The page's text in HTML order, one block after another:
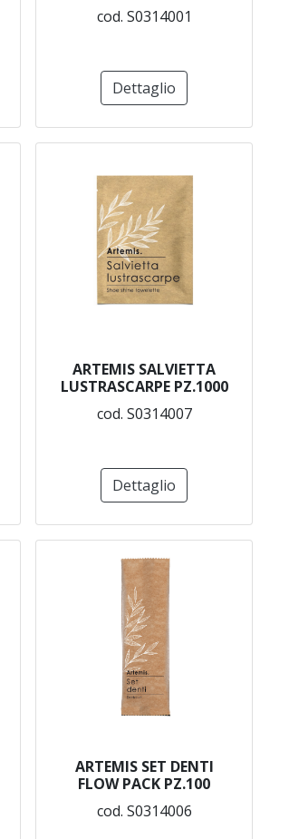
cod. S0314001
Dettaglio
ARTEMIS SALVIETTA
LUSTRASCARPE PZ.1000
cod. S0314007
Dettaglio
ARTEMIS SET DENTI
FLOW PACK PZ.100
cod. S0314006